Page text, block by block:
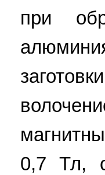
при
0,7 Тл,